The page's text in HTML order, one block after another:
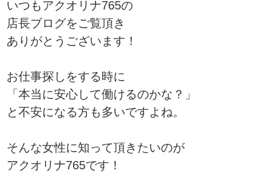
いつもアクオリナ765の
店長ブログをご覧頂き
ありがとうございます！
お仕事探しをする時に
「本当に安心して働けるのかな？」
と不安になる方も多いですよね。
そんな女性に知って頂きたいのが
アクオリナ765です！